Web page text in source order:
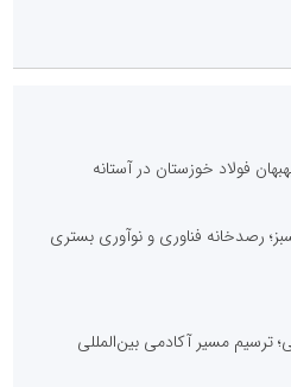
فولاد خوزستان در آستانه
رصدخانه فناوری و نوآوری بستری
ترسیم مسیر آکادمی بین‌المللی